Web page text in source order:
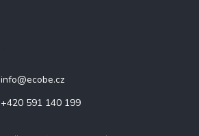
info@ecobe.cz
+420 591 140 199